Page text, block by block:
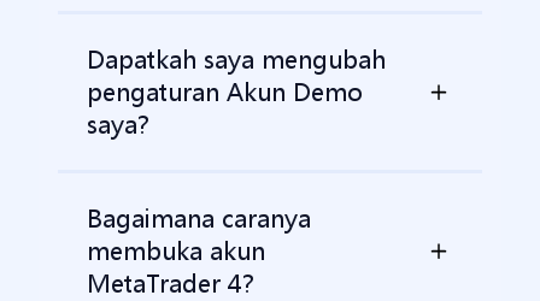
Dapatkah saya mengubah
pengaturan Akun Demo
saya?
Bagaimana caranya
membuka akun
MetaTrader 4?